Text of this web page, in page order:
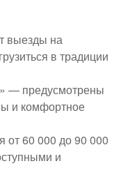
выезды на
в традиции
— предусмотрены
и комфортное
от 60 000 до 90 000
и